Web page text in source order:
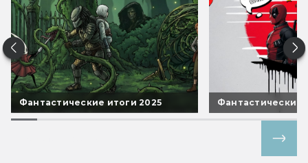
Фантастические итоги 2025 Фантастические